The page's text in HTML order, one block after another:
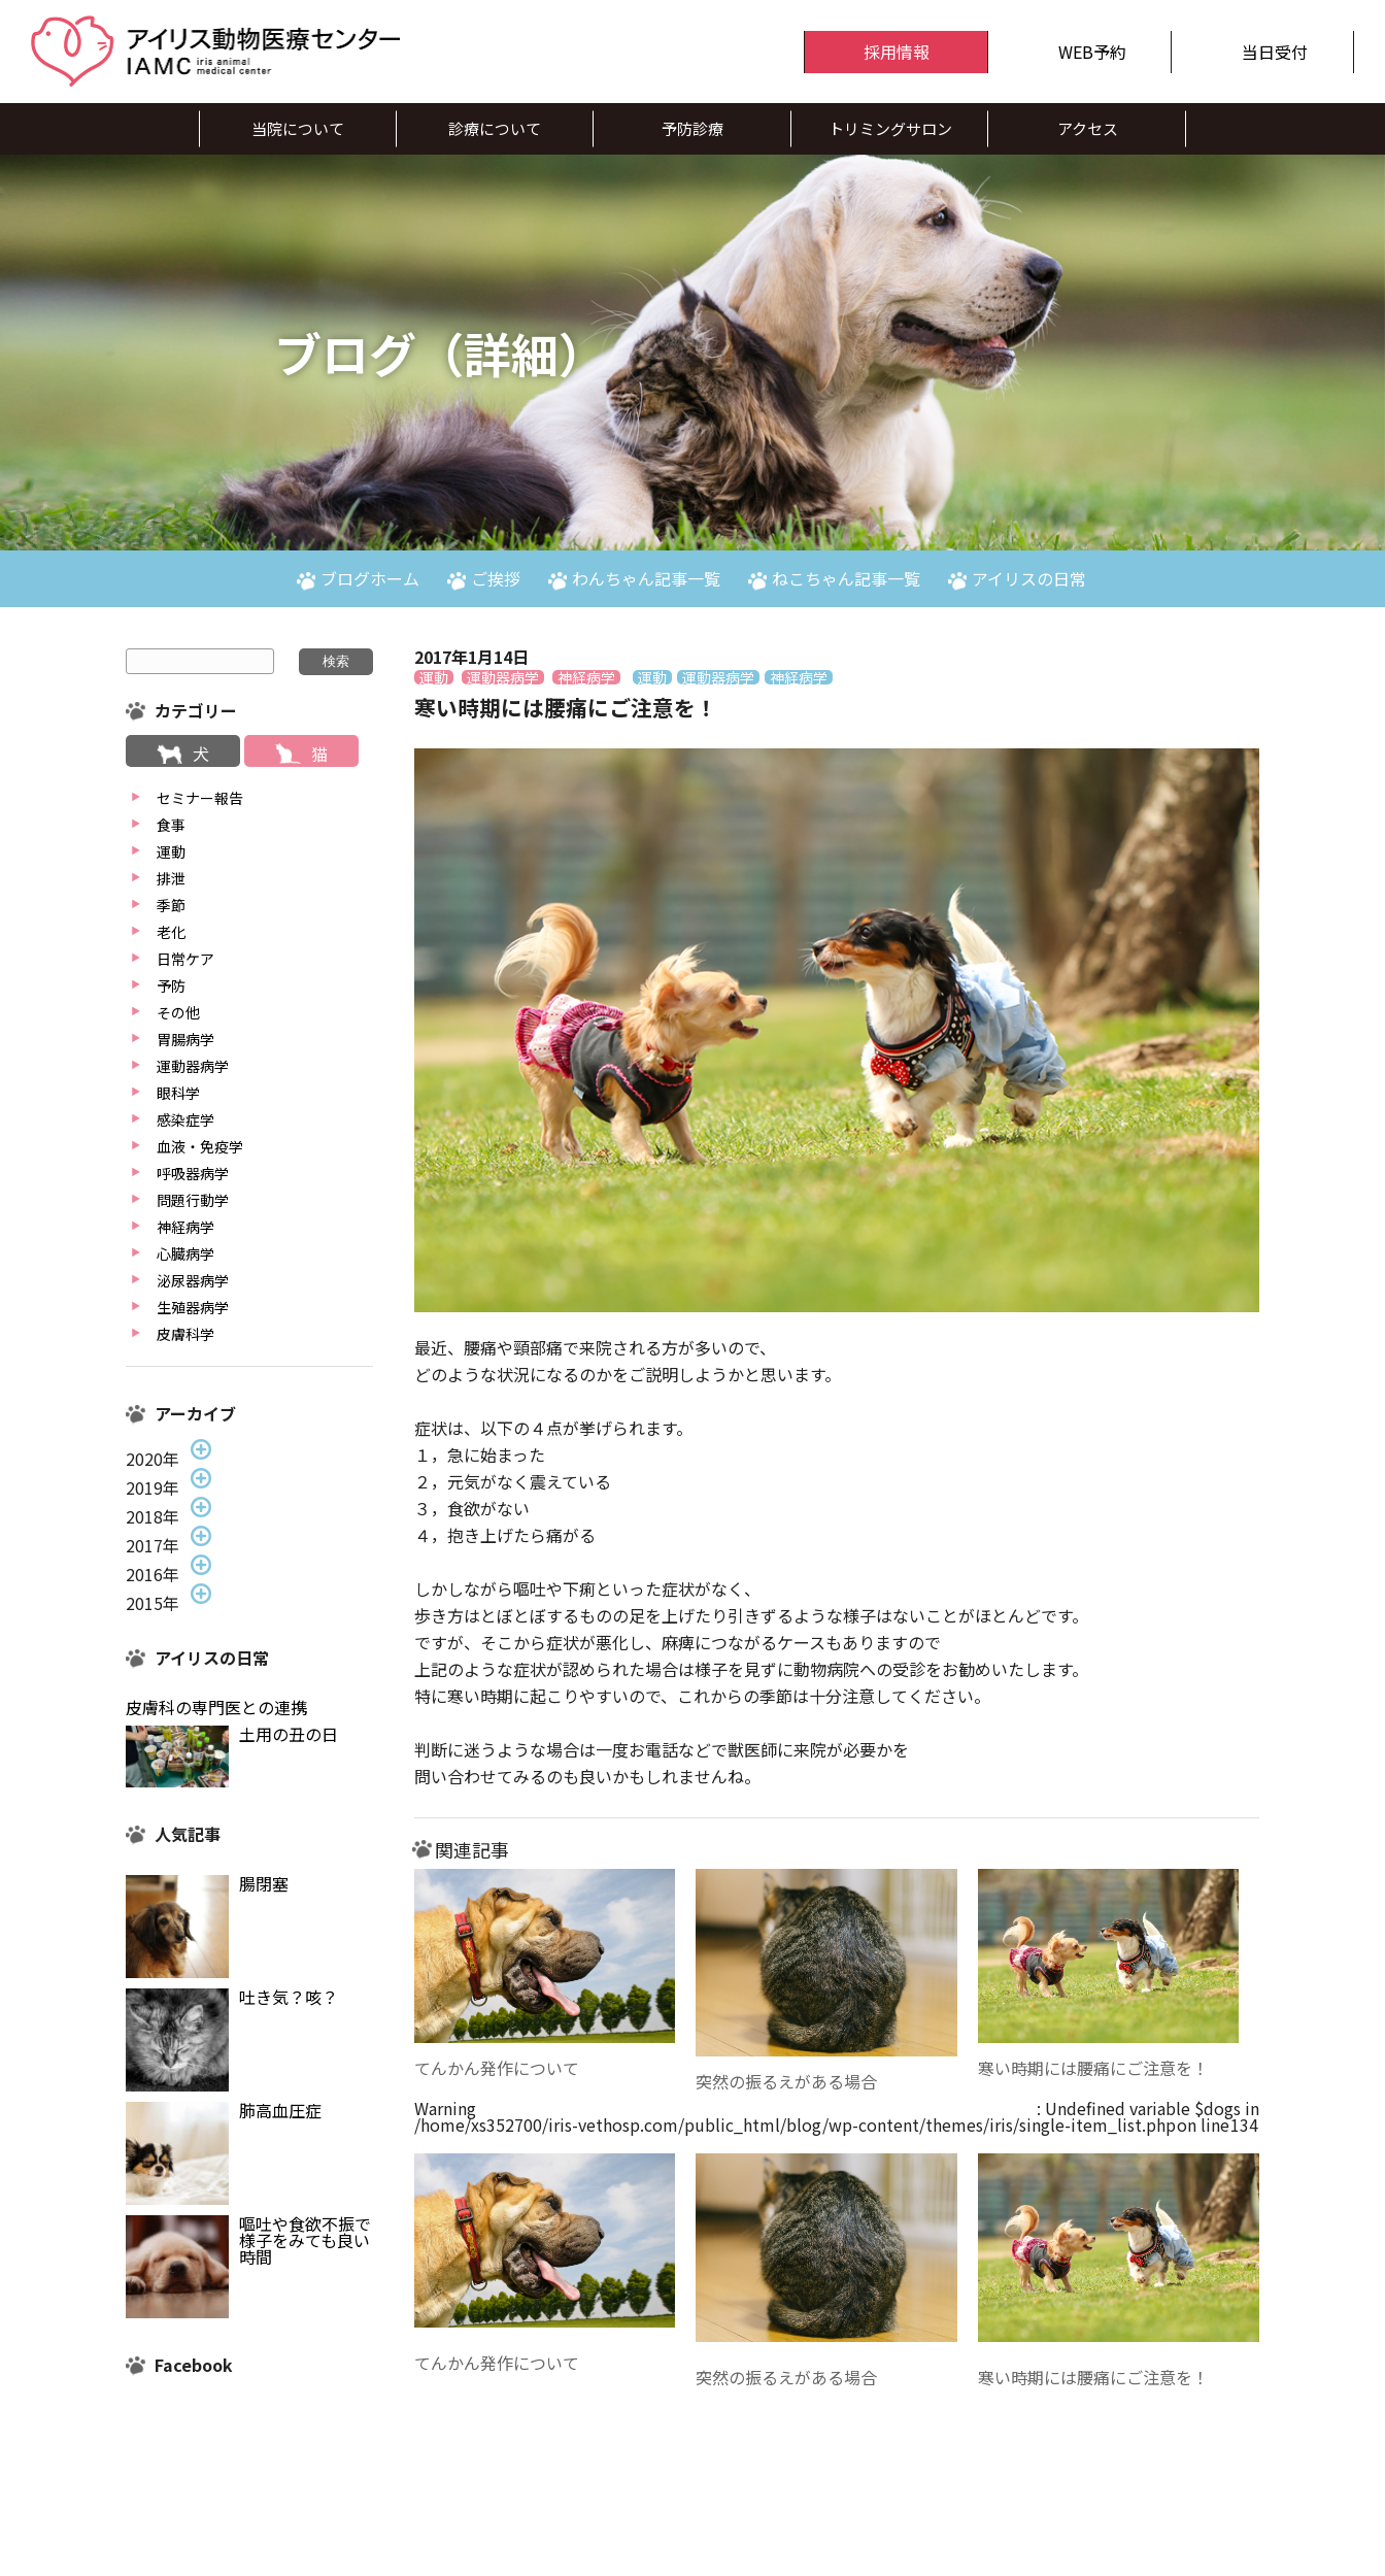
採用情報 WEB予約 当日受付
当院について 診療について 予防診療 トリミングサロン アクセス
ブログ（詳細）
ブログホーム ご挨拶 わんちゃん記事一覧 ねこちゃん記事一覧 アイリスの日常
2017年1月14日
運動 運動器病学 神経病学 運動 運動器病学 神経病学
寒い時期には腰痛にご注意を！
最近、腰痛や頸部痛で来院される方が多いので、
どのような状況になるのかをご説明しようかと思います。
症状は、以下の４点が挙げられます。
１，急に始まった
２，元気がなく震えている
３，食欲がない
４，抱き上げたら痛がる
しかしながら嘔吐や下痢といった症状がなく、
歩き方はとぼとぼするものの足を上げたり引きずるような様子はないことがほとんどです。
ですが、そこから症状が悪化し、麻痺につながるケースもありますので
上記のような症状が認められた場合は様子を見ずに動物病院への受診をお勧めいたします。
特に寒い時期に起こりやすいので、これからの季節は十分注意してください。
判断に迷うような場合は一度お電話などで獣医師に来院が必要かを
問い合わせてみるのも良いかもしれませんね。
関連記事
てんかん発作について
突然の振るえがある場合
寒い時期には腰痛にご注意を！
Warning
: Undefined variable $dogs in
/home/xs352700/iris-vethosp.com/public_html/blog/wp-content/themes/iris/single-item_list.phpon line134
てんかん発作について
突然の振るえがある場合 寒い時期には腰痛にご注意を！
カテゴリー
犬
猫
セミナー報告
食事
運動
排泄
季節
老化
日常ケア
予防
その他
胃腸病学
運動器病学
眼科学
感染症学
血液・免疫学
呼吸器病学
問題行動学
神経病学
心臓病学
泌尿器病学
生殖器病学
皮膚科学
アーカイブ
2020年
2019年
2018年
2017年
2016年
2015年
アイリスの日常
皮膚科の専門医との連携
土用の丑の日
人気記事
腸閉塞
吐き気？咳？
肺高血圧症
嘔吐や食欲不振で
様子をみても良い
時間
Facebook